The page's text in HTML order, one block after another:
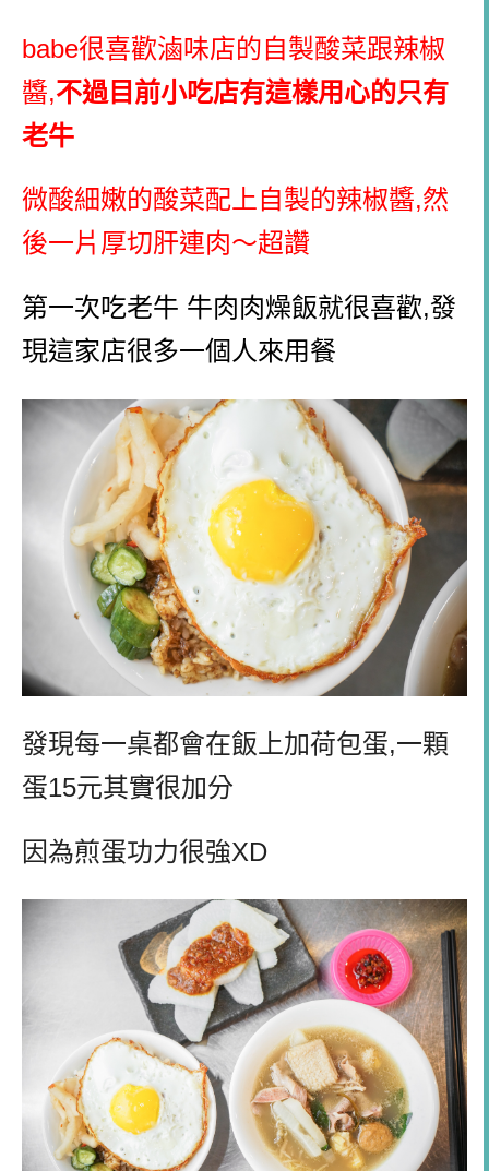
babe很喜歡滷味店的自製酸菜跟辣椒
醬,不過目前小吃店有這樣用心的只有
老牛
微酸細嫩的酸菜配上自製的辣椒醬,然
後一片厚切肝連肉～超讚
第一次吃老牛 牛肉肉燥飯就很喜歡,發
現這家店很多一個人來用餐
發現每一桌都會在飯上加荷包蛋,一顆
蛋15元其實很加分
因為煎蛋功力很強XD